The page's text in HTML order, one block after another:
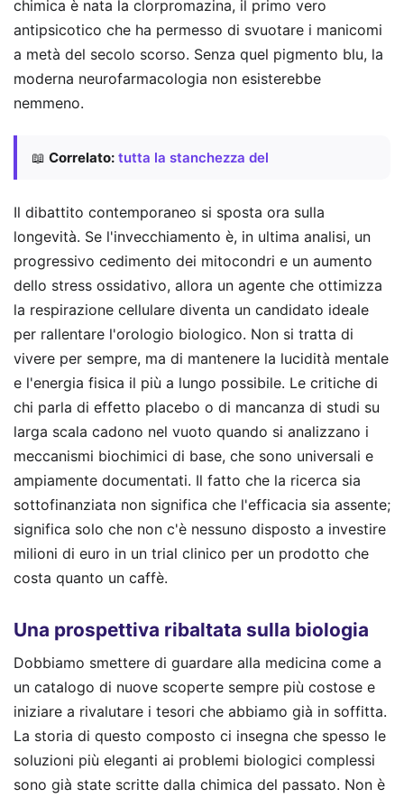
chimica è nata la clorpromazina, il primo vero
antipsicotico che ha permesso di svuotare i manicomi
a metà del secolo scorso. Senza quel pigmento blu, la
moderna neurofarmacologia non esisterebbe
nemmeno.
📖 Correlato: tutta la stanchezza del
Il dibattito contemporaneo si sposta ora sulla
longevità. Se l'invecchiamento è, in ultima analisi, un
progressivo cedimento dei mitocondri e un aumento
dello stress ossidativo, allora un agente che ottimizza
la respirazione cellulare diventa un candidato ideale
per rallentare l'orologio biologico. Non si tratta di
vivere per sempre, ma di mantenere la lucidità mentale
e l'energia fisica il più a lungo possibile. Le critiche di
chi parla di effetto placebo o di mancanza di studi su
larga scala cadono nel vuoto quando si analizzano i
meccanismi biochimici di base, che sono universali e
ampiamente documentati. Il fatto che la ricerca sia
sottofinanziata non significa che l'efficacia sia assente;
significa solo che non c'è nessuno disposto a investire
milioni di euro in un trial clinico per un prodotto che
costa quanto un caffè.
Una prospettiva ribaltata sulla biologia
Dobbiamo smettere di guardare alla medicina come a
un catalogo di nuove scoperte sempre più costose e
iniziare a rivalutare i tesori che abbiamo già in soffitta.
La storia di questo composto ci insegna che spesso le
soluzioni più eleganti ai problemi biologici complessi
sono già state scritte dalla chimica del passato. Non è